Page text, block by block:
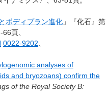
ボディプラン進化 」『化石』第
頁、
0022-9202
analyses of
and bryozoans) confirm the
of the Royal Society B: